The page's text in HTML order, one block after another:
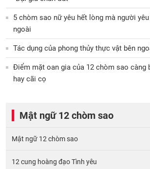
5 chòm sao nữ yêu hết lòng mà người
ngoài
Tác dụng của phong thủy thực vật bên
Điểm mặt oan gia của 12 chòm sao càng
hay cãi cọ
Mật ngữ 12 chòm sao
Mật ngữ 12 chòm sao
12 cung hoàng đạo Tình yêu